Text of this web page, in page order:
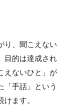
り、聞こえない
目的は達成され
えないひと」が
「手話」という
ます。